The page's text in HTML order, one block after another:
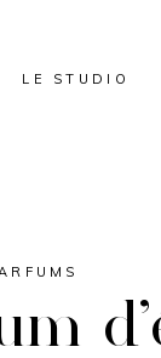
LE STUDIO